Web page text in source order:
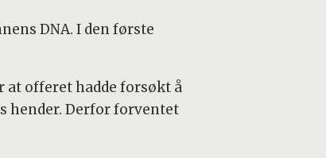
DNA. I den første
offeret hadde forsøkt å
hender. Derfor forventet